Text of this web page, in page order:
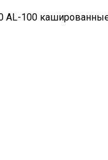
AL-100